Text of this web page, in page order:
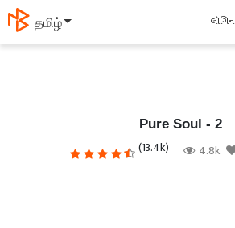
தமிழ் લૉગિન
Pure Soul - 2
(13.4k) 4.8k